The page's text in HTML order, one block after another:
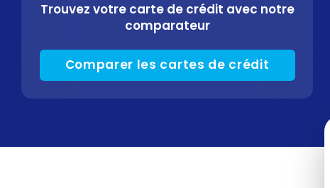
Trouvez votre carte de crédit avec notre
comparateur
Comparer les cartes de crédit